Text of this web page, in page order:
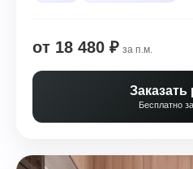
от 18 480 ₽ за п.м.
Заказать
Бесплатно